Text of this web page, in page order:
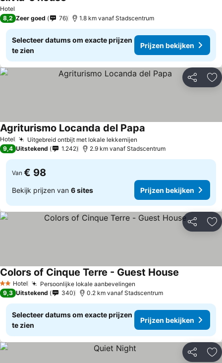
Hotel
8,2 Zeer goed 76 1.8 km vanaf Stadscentrum
Selecteer datums om exacte prijzen
te zien
Prijzen bekijken
Delen
Hotel Uitgebreid ontbijt met lokale lekkernijen
Agriturismo Locanda del Papa
9,4 Uitstekend 1.242 2.9 km vanaf Stadscentrum
Van € 98
Bekijk prijzen van 6 sites Prijzen bekijken
Delen
2 Sterren
Hotel Persoonlijke lokale aanbevelingen
Colors of Cinque Terre - Guest House
9,3 Uitstekend 340 0.2 km vanaf Stadscentrum
Selecteer datums om exacte prijzen
te zien
Prijzen bekijken
Delen